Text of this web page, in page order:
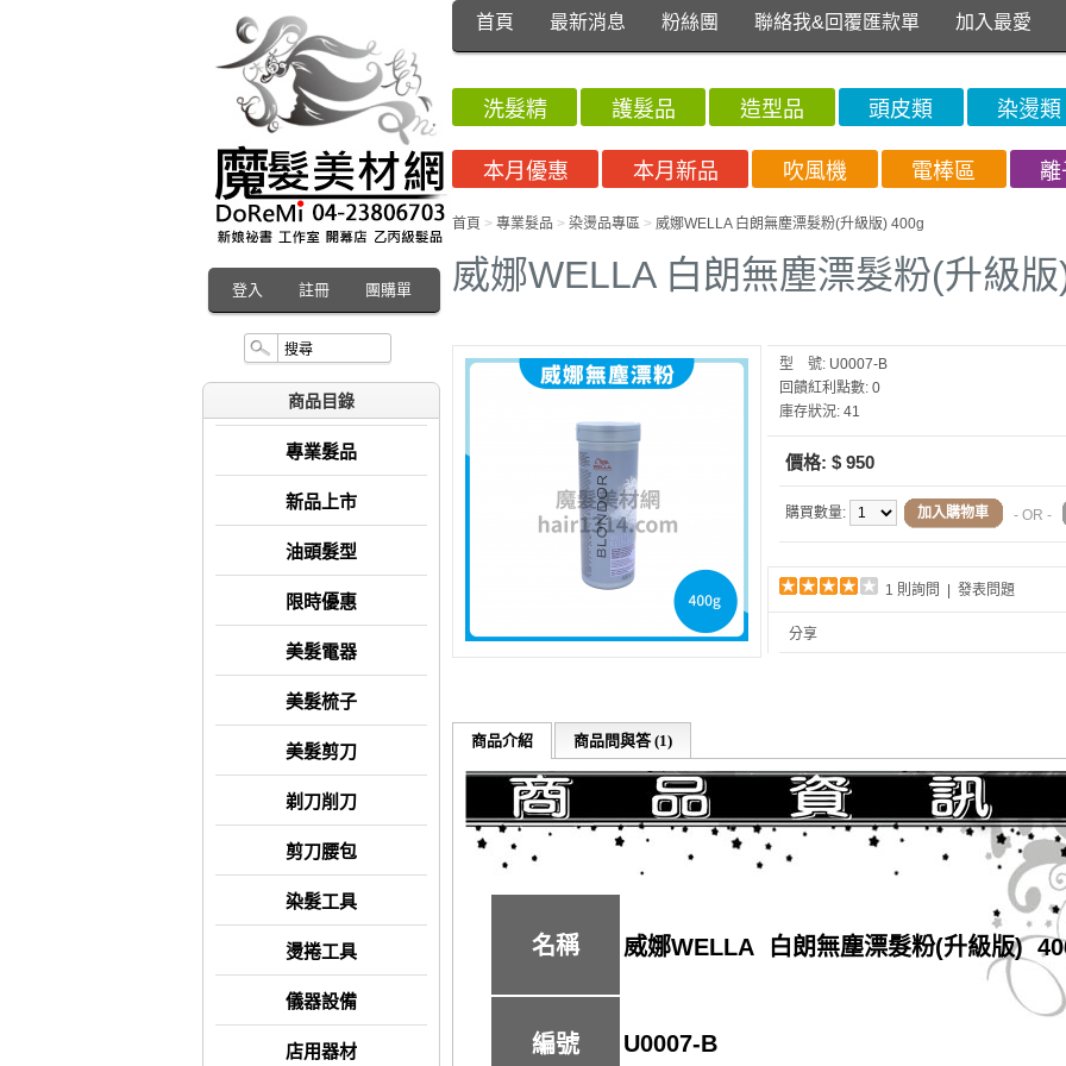
登入 註冊 團購單
首頁 最新消息 粉絲團 聯絡我&回覆匯款單 加入最愛
商品目錄
專業髮品
新品上市
油頭髮型
限時優惠
美髮電器
美髮梳子
美髮剪刀
剃刀削刀
剪刀腰包
染髮工具
燙捲工具
儀器設備
店用器材
洗髮精 護髮品 造型品 頭皮類
染燙類
本月優惠
本月新品 吹風機 電棒區
首頁 > 專業髮品 > 染燙品專區 > 威娜WELLA 白朗無塵漂髮粉(升級版) 400g
威娜WELLA 白朗無塵漂髮粉(升級
型 號: U0007-B
回饋紅利點數: 0
庫存狀況: 41
價格: $ 950
購買數量: 加入購物車 - OR -
1 則詢問 發表問題
分享
商品介紹 商品問與答 (1)
名稱 威娜WELLA 白朗無塵漂髮粉(升級版)
編號 U0007-B